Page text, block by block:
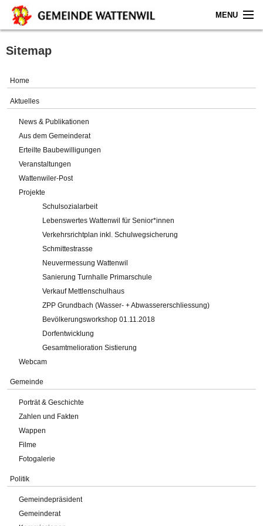
MENU
Home
Gemeinde
Verwaltung
Online-Service
Impressum
Sitemap
Home
Aktuelles
News & Publikationen
Aus dem Gemeinderat
Erteilte Baubewilligungen
Veranstaltungen
Wattenwiler-Post
Projekte
Schulsozialarbeit
Lebenswertes Wattenwil für Senior*innen
Verkehrsrichtplan inkl. Schulwegsicherung
Schmittestrasse
Neuvermessung Wattenwil
Sanierung Turnhalle Primarschule
Verkauf Mettlenschulhaus
ZPP Grundbach (Wasser- + Abwassererschliessung)
Bevölkerungsworkshop 01.11.2018
Dorfentwicklung
Gesamtmelioration Sistierung
Webcam
Gemeinde
Porträt & Geschichte
Zahlen und Fakten
Wappen
Filme
Fotogalerie
Politik
Gemeindepräsident
Gemeinderat